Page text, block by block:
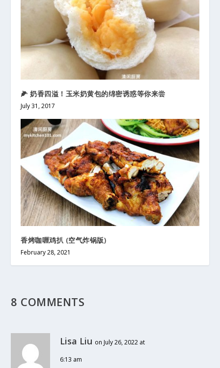
🌽 奶香四溢！玉米奶黄包的绵密诱惑等你来尝
July 31, 2017
香烤咖喱鸡扒 (空气炸锅版)
February 28, 2021
8 COMMENTS
Lisa Liu on July 26, 2022 at
6:13 am